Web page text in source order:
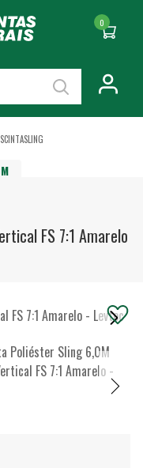
0
CINTASLING
FS 7:1 Amarelo